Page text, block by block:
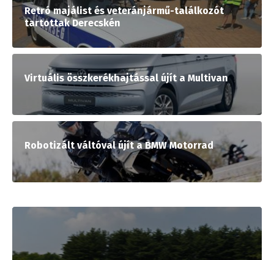
Retró majálist és veteránjármű-találkozót
tartottak Derecskén
Virtuális összkerékhajtással újít a Multivan
Robotizált váltóval újít a BMW Motorrad